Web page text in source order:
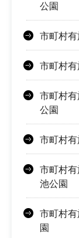
公園
市町村
市町村
市町村
公園
市町村
市町村
池公園
市町村
園